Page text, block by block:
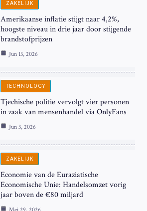
ZAKELIJK
Amerikaanse inflatie stijgt naar 4,2%,
hoogste niveau in drie jaar door stijgende
brandstofprijzen
Jun 13, 2026
TECHNOLOGY
Tjechische politie vervolgt vier personen
in zaak van mensenhandel via OnlyFans
Jun 3, 2026
ZAKELIJK
Economie van de Euraziatische
Economische Unie: Handelsomzet vorig
jaar boven de €80 miljard